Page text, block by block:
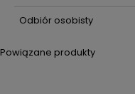
Odbiór osobisty
Powiązane produkty